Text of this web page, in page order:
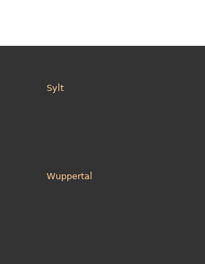
Sylt
Wuppertal